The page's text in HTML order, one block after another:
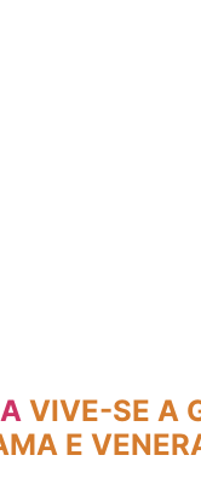
VIVE-SE A
E